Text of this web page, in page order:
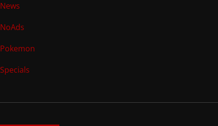
News
NoAds
Pokemon
Specials